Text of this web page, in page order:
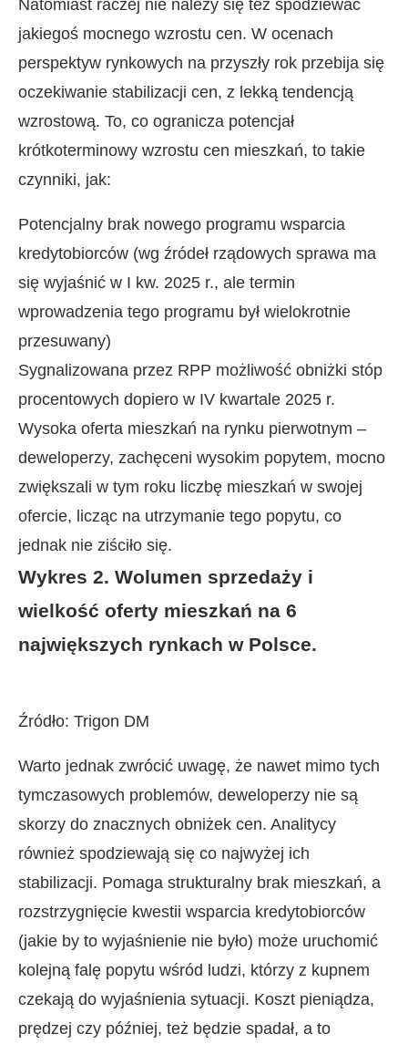
Natomiast raczej nie należy się też spodziewać
jakiegoś mocnego wzrostu cen. W ocenach
perspektyw rynkowych na przyszły rok przebija się
oczekiwanie stabilizacji cen, z lekką tendencją
wzrostową. To, co ogranicza potencjał
krótkoterminowy wzrostu cen mieszkań, to takie
czynniki, jak:
Potencjalny brak nowego programu wsparcia
kredytobiorców (wg źródeł rządowych sprawa ma
się wyjaśnić w I kw. 2025 r., ale termin
wprowadzenia tego programu był wielokrotnie
przesuwany)
Sygnalizowana przez RPP możliwość obniżki stóp
procentowych dopiero w IV kwartale 2025 r.
Wysoka oferta mieszkań na rynku pierwotnym –
deweloperzy, zachęceni wysokim popytem, mocno
zwiększali w tym roku liczbę mieszkań w swojej
ofercie, licząc na utrzymanie tego popytu, co
jednak nie ziściło się.
Wykres 2. Wolumen sprzedaży i
wielkość oferty mieszkań na 6
największych rynkach w Polsce.
Źródło: Trigon DM
Warto jednak zwrócić uwagę, że nawet mimo tych
tymczasowych problemów, deweloperzy nie są
skorzy do znacznych obniżek cen. Analitycy
również spodziewają się co najwyżej ich
stabilizacji. Pomaga strukturalny brak mieszkań, a
rozstrzygnięcie kwestii wsparcia kredytobiorców
(jakie by to wyjaśnienie nie było) może uruchomić
kolejną falę popytu wśród ludzi, którzy z kupnem
czekają do wyjaśnienia sytuacji. Koszt pieniądza,
prędzej czy później, też będzie spadał, a to